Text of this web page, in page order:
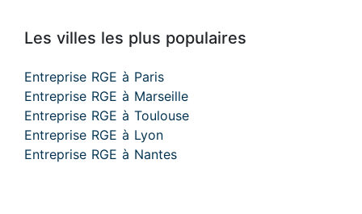
Les villes les plus populaires
Entreprise RGE à Paris
Entreprise RGE à Marseille
Entreprise RGE à Toulouse
Entreprise RGE à Lyon
Entreprise RGE à Nantes